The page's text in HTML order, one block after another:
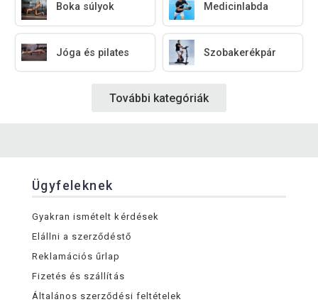
Boka súlyok Medicinlabda
Jóga és pilates Szobakerékpár
További kategóriák
Ügyfeleknek
Gyakran ismételt kérdések
Elállni a szerződéstő
Reklamációs űrlap
Fizetés és szállítás
Általános szerződési feltételek